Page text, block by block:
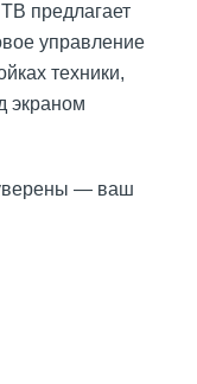
предлагает
управление
техники,
экраном
— ваш